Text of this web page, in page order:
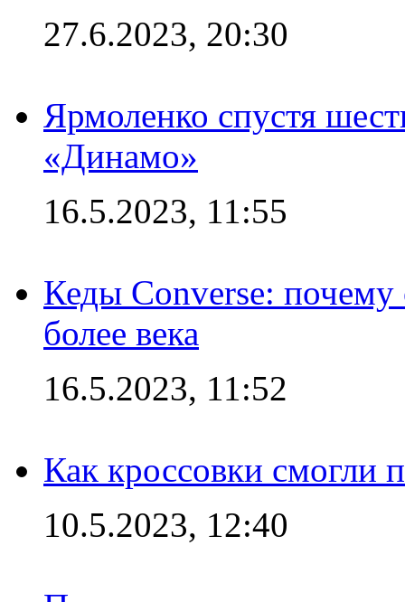
27.6.2023, 20:30
Ярмоленко спустя
«Динамо»
16.5.2023, 11:55
Кеды Converse:
более века
16.5.2023, 11:52
Как кроссовки смогли
10.5.2023, 12:40